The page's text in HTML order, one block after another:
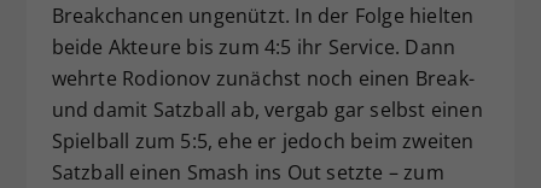
Breakchancen ungenützt. In der Folge hielten
beide Akteure bis zum 4:5 ihr Service. Dann
wehrte Rodionov zunächst noch einen Break-
und damit Satzball ab, vergab gar selbst einen
Spielball zum 5:5, ehe er jedoch beim zweiten
Satzball einen Smash ins Out setzte – zum